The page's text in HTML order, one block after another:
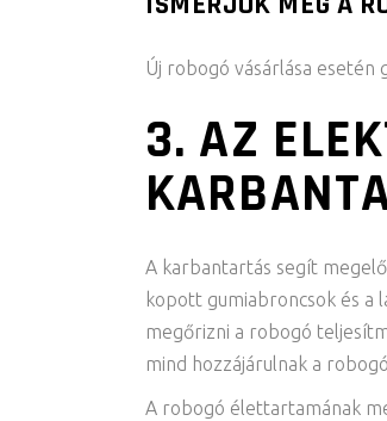
Új robogó vásárlása
3. AZ
A karbantartás segít
kopott gumiabroncsok és a
megőrizni a robogó
mind hozzájárulnak a
A robogó élettartamának